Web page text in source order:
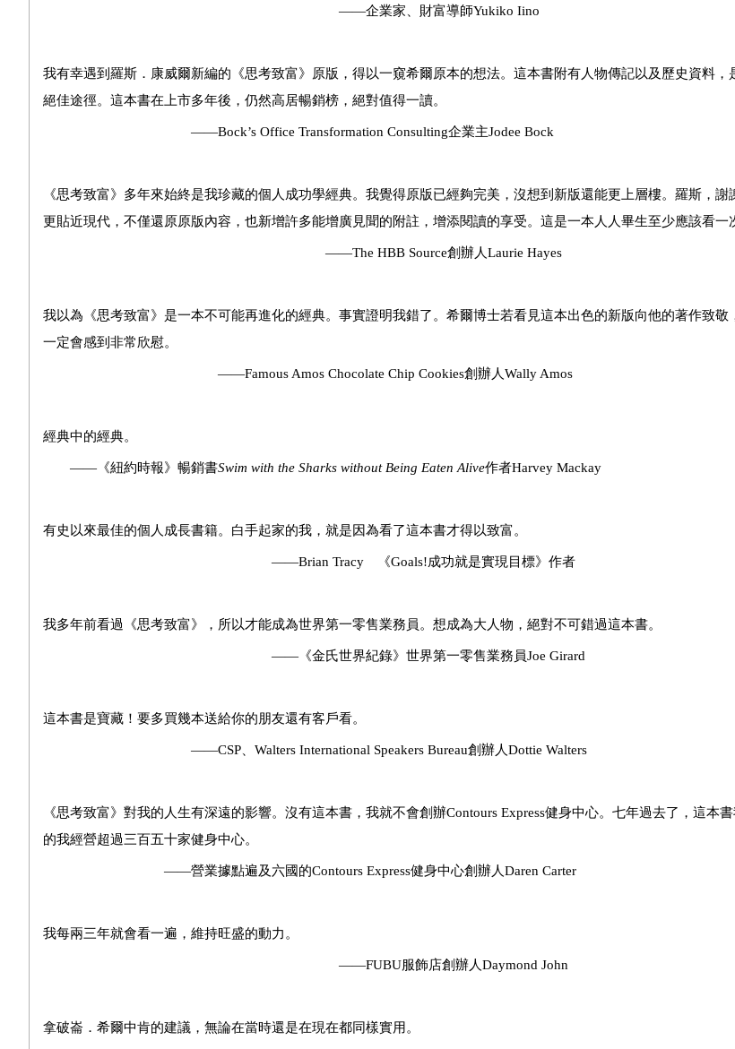
——企業家、財富導師Yukiko Iino
我有幸遇到羅斯．康威爾新編的《思考致富》原版，得以一窺希爾原本的想法。這本書附有人物傳記以及歷史資料，
絕佳途徑。這本書在上市多年後，仍然高居暢銷榜，絕對值得一讀。
——Bock’s Office Transformation Consulting企業主Jodee Bock
《思考致富》多年來始終是我珍藏的個人成功學經典。我覺得原版已經夠完美，沒想到新版還能更上層樓。羅斯，
更貼近現代，不僅還原原版內容，也新增許多能增廣見聞的附註，增添閱讀的享受。這是一本人人畢生至少應該看一
——The HBB Source創辦人Laurie Hayes
我以為《思考致富》是一本不可能再進化的經典。事實證明我錯了。希爾博士若看見這本出色的新版向他的著作致敬
一定會感到非常欣慰。
——Famous Amos Chocolate Chip Cookies創辦人Wally Amos
經典中的經典。
——《紐約時報》暢銷書Swim with the Sharks without Being Eaten Alive作者Harvey Mackay
有史以來最佳的個人成長書籍。白手起家的我，就是因為看了這本書才得以致富。
——Brian Tracy 《Goals!成功就是實現目標》作者
我多年前看過《思考致富》，所以才能成為世界第一零售業務員。想成為大人物，絕對不可錯過這本書。
——《金氏世界紀錄》世界第一零售業務員Joe Girard
這本書是寶藏！要多買幾本送給你的朋友還有客戶看。
——CSP、Walters International Speakers Bureau創辦人Dottie Walters
《思考致富》對我的人生有深遠的影響。沒有這本書，我就不會創辦Contours Express健身中心。七年過去了，這本
的我經營超過三百五十家健身中心。
——營業據點遍及六國的Contours Express健身中心創辦人Daren Carter
我每兩三年就會看一遍，維持旺盛的動力。
——FUBU服飾店創辦人Daymond John
拿破崙．希爾中肯的建議，無論在當時還是在現在都同樣實用。